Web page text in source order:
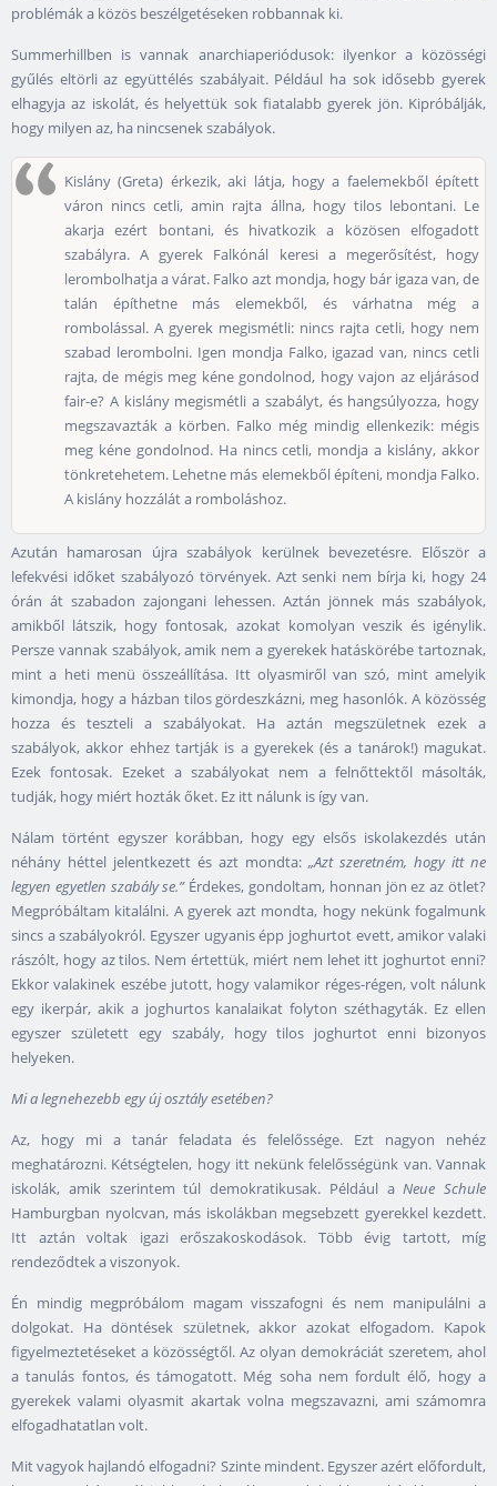
problémák a közös beszélgetéseken robbannak ki.
Summerhillben is vannak anarchiaperiódusok: ilyenkor a közösségi
gyűlés eltörli az együttélés szabályait. Például ha sok idősebb gyerek
elhagyja az iskolát, és helyettük sok fiatalabb gyerek jön. Kipróbálják,
hogy milyen az, ha nincsenek szabályok.
Kislány (Greta) érkezik, aki látja, hogy a faelemekből épített
váron nincs cetli, amin rajta állna, hogy tilos lebontani. Le
akarja ezért bontani, és hivatkozik a közösen elfogadott
szabályra. A gyerek Falkónál keresi a megerősítést, hogy
lerombolhatja a várat. Falko azt mondja, hogy bár igaza van, de
talán építhetne más elemekből, és várhatna még a
rombolással. A gyerek megismétli: nincs rajta cetli, hogy nem
szabad lerombolni. Igen mondja Falko, igazad van, nincs cetli
rajta, de mégis meg kéne gondolnod, hogy vajon az eljárásod
fair-e? A kislány megismétli a szabályt, és hangsúlyozza, hogy
megszavazták a körben. Falko még mindig ellenkezik: mégis
meg kéne gondolnod. Ha nincs cetli, mondja a kislány, akkor
tönkretehetem. Lehetne más elemekből építeni, mondja Falko.
A kislány hozzálát a romboláshoz.
Azután hamarosan újra szabályok kerülnek bevezetésre. Először a
lefekvési időket szabályozó törvények. Azt senki nem bírja ki, hogy 24
órán át szabadon zajongani lehessen. Aztán jönnek más szabályok,
amikből látszik, hogy fontosak, azokat komolyan veszik és igénylik.
Persze vannak szabályok, amik nem a gyerekek hatáskörébe tartoznak,
mint a heti menü összeállítása. Itt olyasmiről van szó, mint amelyik
kimondja, hogy a házban tilos gördeszkázni, meg hasonlók. A közösség
hozza és teszteli a szabályokat. Ha aztán megszületnek ezek a
szabályok, akkor ehhez tartják is a gyerekek (és a tanárok!) magukat.
Ezek fontosak. Ezeket a szabályokat nem a felnőttektől másolták,
tudják, hogy miért hozták őket. Ez itt nálunk is így van.
Nálam történt egyszer korábban, hogy egy elsős iskolakezdés után
néhány héttel jelentkezett és azt mondta: „Azt szeretném, hogy itt ne
legyen egyetlen szabály se.”Érdekes, gondoltam, honnan jön ez az ötlet?
Megpróbáltam kitalálni. A gyerek azt mondta, hogy nekünk fogalmunk
sincs a szabályokról. Egyszer ugyanis épp joghurtot evett, amikor valaki
rászólt, hogy az tilos. Nem értettük, miért nem lehet itt joghurtot enni?
Ekkor valakinek eszébe jutott, hogy valamikor réges-régen, volt nálunk
egy ikerpár, akik a joghurtos kanalaikat folyton széthagyták. Ez ellen
egyszer született egy szabály, hogy tilos joghurtot enni bizonyos
helyeken.
Mi a legnehezebb egy új osztály esetében?
Az, hogy mi a tanár feladata és felelőssége. Ezt nagyon nehéz
meghatározni. Kétségtelen, hogy itt nekünk felelősségünk van. Vannak
iskolák, amik szerintem túl demokratikusak. Például aNeue Schule
Hamburgban nyolcvan, más iskolákban megsebzett gyerekkel kezdett.
Itt aztán voltak igazi erőszakoskodások. Több évig tartott, míg
rendeződtek a viszonyok.
Én mindig megpróbálom magam visszafogni és nem manipulálni a
dolgokat. Ha döntések születnek, akkor azokat elfogadom. Kapok
figyelmeztetéseket a közösségtől. Az olyan demokráciát szeretem, ahol
a tanulás fontos, és támogatott. Még soha nem fordult élő, hogy a
gyerekek valami olyasmit akartak volna megszavazni, ami számomra
elfogadhatatlan volt.
Mit vagyok hajlandó elfogadni? Szinte mindent. Egyszer azért előfordult,